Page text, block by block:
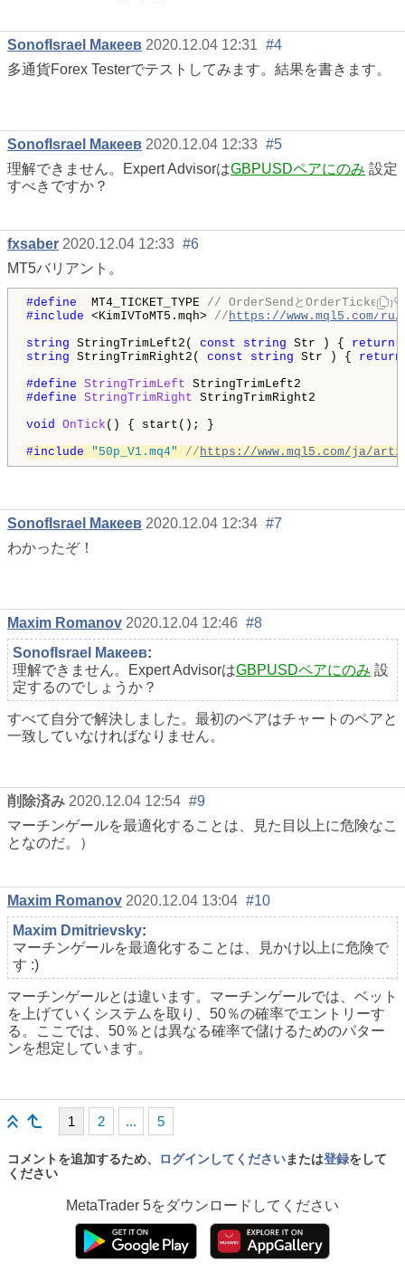
SonofIsrael Макеев 2020.12.04 12:31 #4
多通貨Forex Testerでテストしてみます。結果を書きます。
SonofIsrael Макеев 2020.12.04 12:33 #5
理解できません。Expert AdvisorはGBPUSDペアにのみ 設定
すべきですか？
fxsaber 2020.12.04 12:33 #6
MT5バリアント。
#define MT4_TICKET_TYPE // OrderSendとOrderTicketが
#include <KimIVToMT5.mqh> //https://www.mql5.com/ru/
string StringTrimLeft2( const string Str ) { return
string StringTrimRight2( const string Str ) { return
#define StringTrimLeft
#define StringTrimRight StringTrimRight2
void OnTick () { start(); }
#include "50p_V1.mq4" //https://www.mql5.com/ja/
SonofIsrael Макеев 2020.12.04 12:34 #7
わかったぞ！
Maxim Romanov 2020.12.04 12:46 #8
SonofIsrael Макеев:
理解できません。Expert AdvisorはGBPUSDペアにのみ 設
定するのでしょうか？
すべて自分で解決しました。最初のペアはチャートのペアと
一致していなければなりません。
削除済み 2020.12.04 12:54 #9
マーチンゲールを最適化することは、見た目以上に危険なこ
となのだ。）
Maxim Romanov 2020.12.04 13:04 #10
Maxim Dmitrievsky:
マーチンゲールを最適化することは、見かけ以上に危険で
す :)
マーチンゲールとは違います。マーチンゲールでは、ベット
を上げていくシステムを取り、50％の確率でエントリーす
る。ここでは、50％とは異なる確率で儲けるためのパター
ンを想定しています。
1 2 ... 5
コメントを追加するため、 ログインしてくださいまたは登録をして
ください
MetaTrader 5をダウンロードしてください